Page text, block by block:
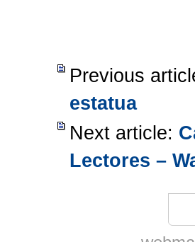
Previous
estatua
Next article:
Lectores –